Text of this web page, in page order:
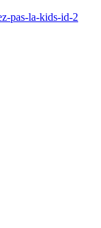
pas-la-kids-id-2